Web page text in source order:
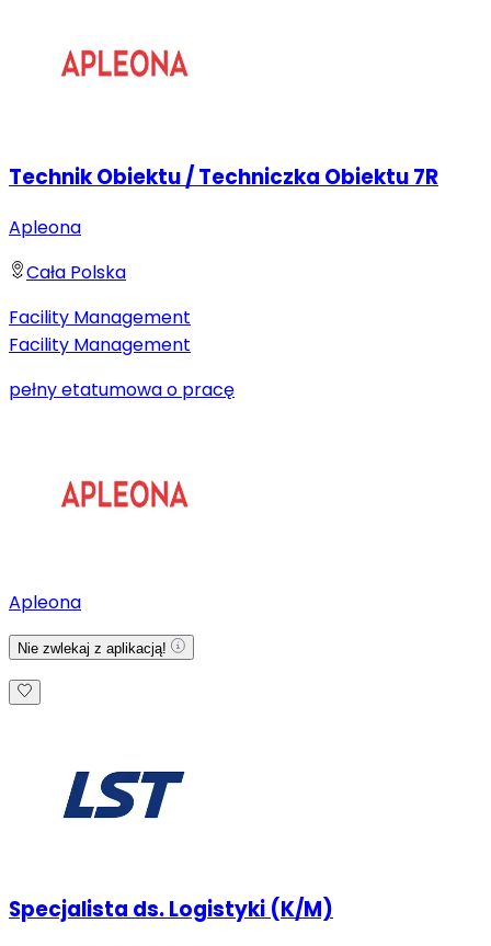
Technik Obiektu / Techniczka Obiektu 7R
Apleona
Cała Polska
Facility Management
Facility Management
pełny etatumowa o pracę
Apleona
Nie zwlekaj z aplikacją!
Specjalista ds. Logistyki (K/M)